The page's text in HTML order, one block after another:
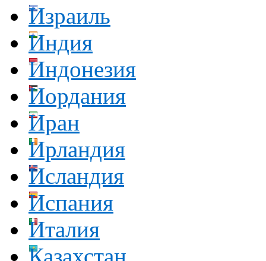
Израиль
Индия
Индонезия
Иордания
Иран
Ирландия
Исландия
Испания
Италия